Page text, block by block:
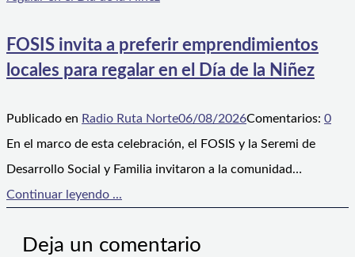
FOSIS invita a preferir emprendimientos
locales para regalar en el Día de la Niñez
Publicado en Radio Ruta Norte06/08/2026Comentarios: 0
En el marco de esta celebración, el FOSIS y la Seremi de
Desarrollo Social y Familia invitaron a la comunidad…
Continuar leyendo ...
Deja un comentario